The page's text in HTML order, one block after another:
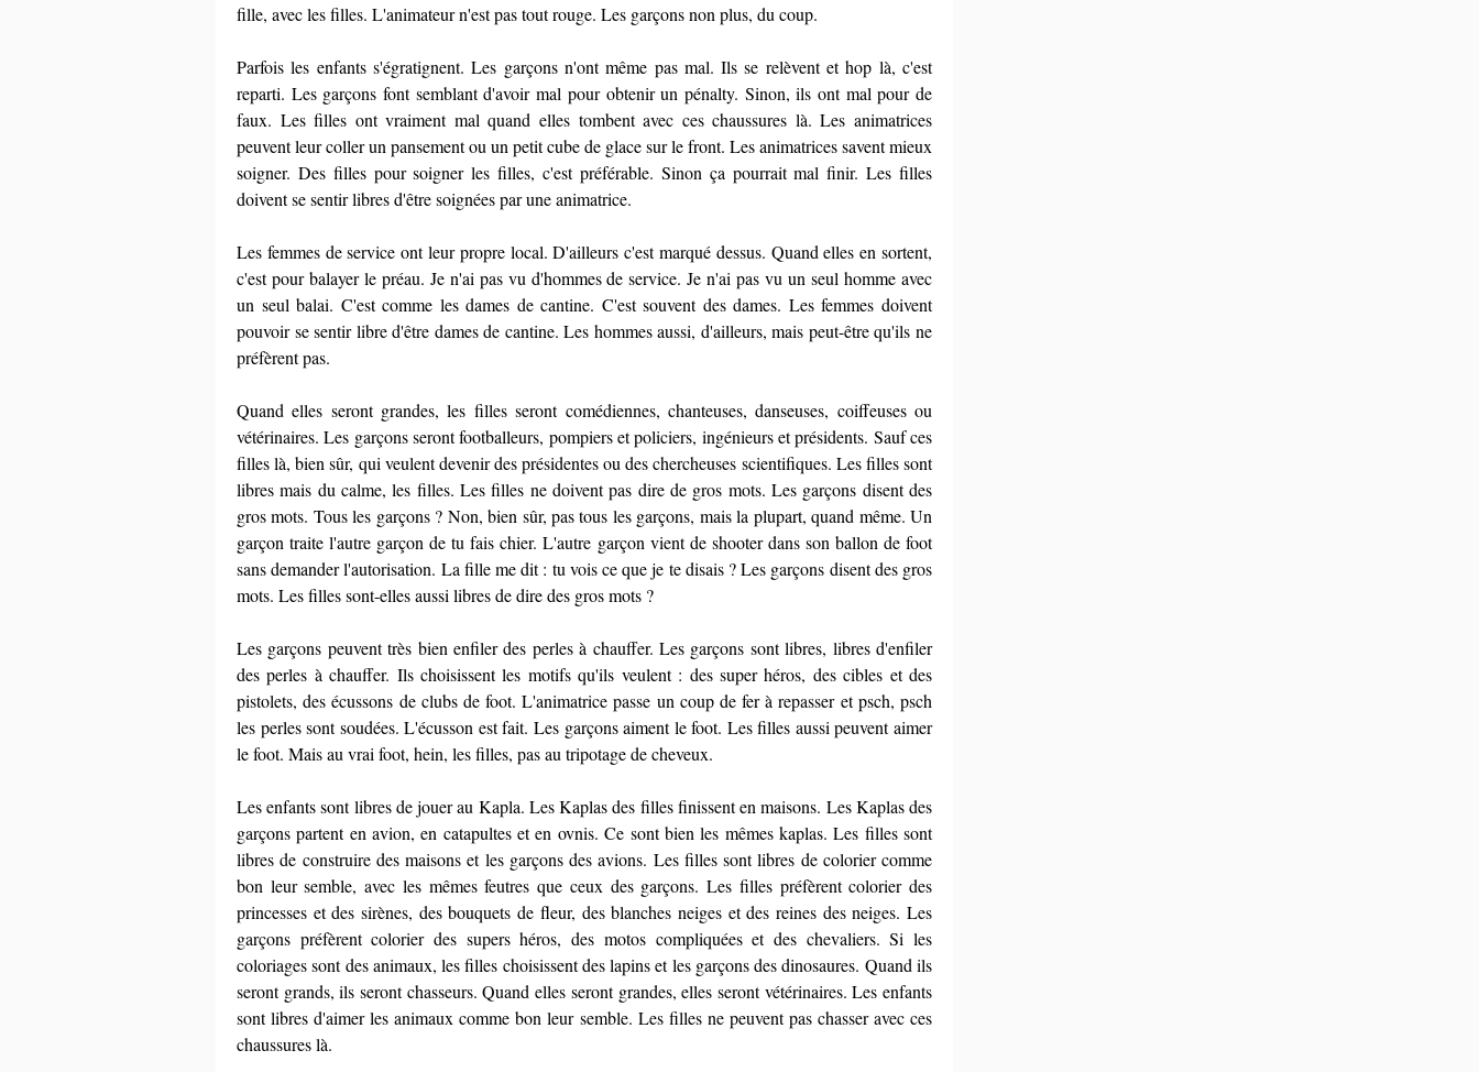
fille, avec les filles. L'animateur n'est pas tout rouge. Les garçons non plus, du coup.
Parfois les enfants s'égratignent. Les garçons n'ont même pas mal. Ils se relèvent et hop là, c'est
reparti. Les garçons font semblant d'avoir mal pour obtenir un pénalty. Sinon, ils ont mal pour de
faux. Les filles ont vraiment mal quand elles tombent avec ces chaussures là. Les animatrices
peuvent leur coller un pansement ou un petit cube de glace sur le front. Les animatrices savent mieux
soigner. Des filles pour soigner les filles, c'est préférable. Sinon ça pourrait mal finir. Les filles
doivent se sentir libres d'être soignées par une animatrice.
Les femmes de service ont leur propre local. D'ailleurs c'est marqué dessus. Quand elles en sortent,
c'est pour balayer le préau. Je n'ai pas vu d'hommes de service. Je n'ai pas vu un seul homme avec
un seul balai. C'est comme les dames de cantine. C'est souvent des dames. Les femmes doivent
pouvoir se sentir libre d'être dames de cantine. Les hommes aussi, d'ailleurs, mais peut-être qu'ils ne
préfèrent pas.
Quand elles seront grandes, les filles seront comédiennes, chanteuses, danseuses, coiffeuses ou
vétérinaires. Les garçons seront footballeurs, pompiers et policiers, ingénieurs et présidents. Sauf ces
filles là, bien sûr, qui veulent devenir des présidentes ou des chercheuses scientifiques. Les filles sont
libres mais du calme, les filles. Les filles ne doivent pas dire de gros mots. Les garçons disent des
gros mots. Tous les garçons ? Non, bien sûr, pas tous les garçons, mais la plupart, quand même. Un
garçon traite l'autre garçon de tu fais chier. L'autre garçon vient de shooter dans son ballon de foot
sans demander l'autorisation. La fille me dit : tu vois ce que je te disais ? Les garçons disent des gros
mots. Les filles sont-elles aussi libres de dire des gros mots ?
Les garçons peuvent très bien enfiler des perles à chauffer. Les garçons sont libres, libres d'enfiler
des perles à chauffer. Ils choisissent les motifs qu'ils veulent : des super héros, des cibles et des
pistolets, des écussons de clubs de foot. L'animatrice passe un coup de fer à repasser et psch, psch
les perles sont soudées. L'écusson est fait. Les garçons aiment le foot. Les filles aussi peuvent aimer
le foot. Mais au vrai foot, hein, les filles, pas au tripotage de cheveux.
Les enfants sont libres de jouer au Kapla. Les Kaplas des filles finissent en maisons. Les Kaplas des
garçons partent en avion, en catapultes et en ovnis. Ce sont bien les mêmes kaplas. Les filles sont
libres de construire des maisons et les garçons des avions. Les filles sont libres de colorier comme
bon leur semble, avec les mêmes feutres que ceux des garçons. Les filles préfèrent colorier des
princesses et des sirènes, des bouquets de fleur, des blanches neiges et des reines des neiges. Les
garçons préfèrent colorier des supers héros, des motos compliquées et des chevaliers. Si les
coloriages sont des animaux, les filles choisissent des lapins et les garçons des dinosaures. Quand ils
seront grands, ils seront chasseurs. Quand elles seront grandes, elles seront vétérinaires. Les enfants
sont libres d'aimer les animaux comme bon leur semble. Les filles ne peuvent pas chasser avec ces
chaussures là.